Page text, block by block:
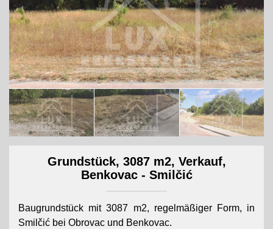
Grundstück, 3087 m2, Verkauf,
Benkovac - Smilčić
Baugrundstück mit 3087 m2, regelmäßiger Form, in
Smilčić bei Obrovac und Benkovac.